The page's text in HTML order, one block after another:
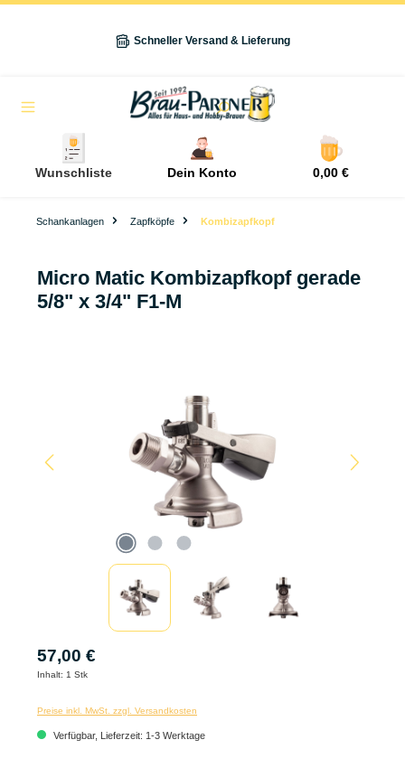
Schneller Versand & Lieferung
Wunschliste Dein Konto 0,00 €
Schankanlagen Zapfköpfe Kombizapfkopf
Micro Matic Kombizapfkopf gerade
5/8" x 3/4" F1-M
57,00 €
Inhalt: 1 Stk
Preise inkl. MwSt. zzgl. Versandkosten
Verfügbar, Lieferzeit: 1-3 Werktage